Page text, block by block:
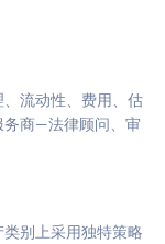
流动性、费用、估
务商—法律顾问、审
别上采用独特策略